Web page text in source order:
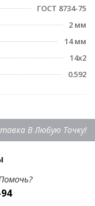
ГОСТ 8734-75
2 мм
14 мм
14х2
0.592
В Любую Точку!